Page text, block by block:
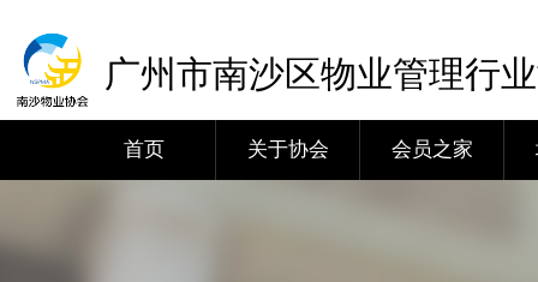
广州市南沙区物业管理行
首页 关于协会 会员之家